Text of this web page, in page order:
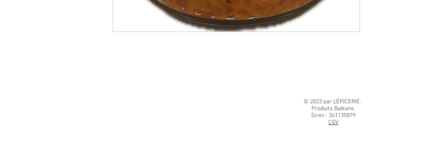
© 2023 par L'ÉPICERIE.
Produits Balkans
Siren : 341135879
CGV